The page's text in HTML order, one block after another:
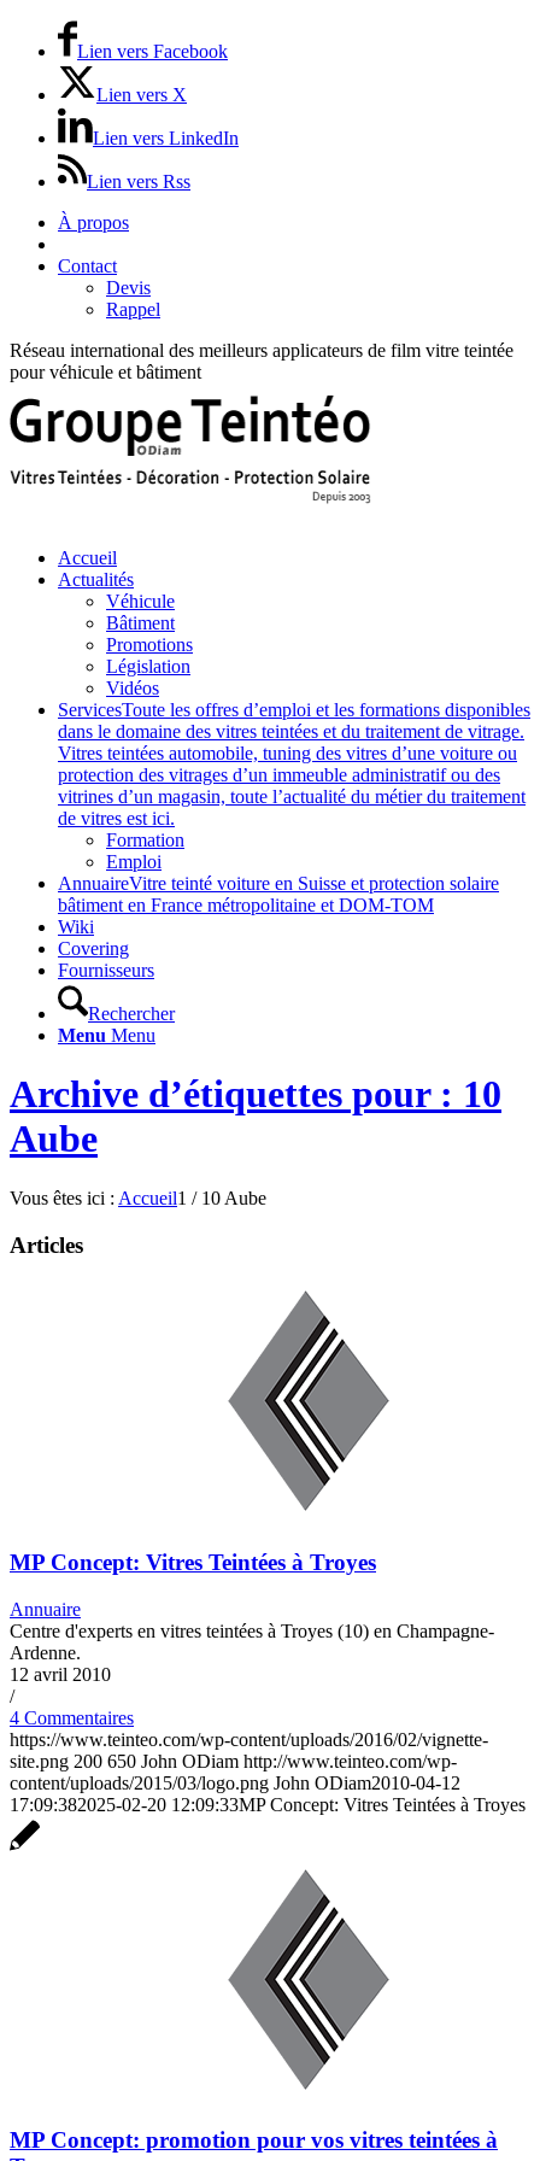
Lien vers Facebook
Lien vers X
Lien vers LinkedIn
Lien vers Rss
À propos
Contact
Devis
Rappel
Réseau international des meilleurs applicateurs de film vitre teintée
pour véhicule et bâtiment
Accueil
Actualités
Véhicule
Bâtiment
Promotions
Législation
Vidéos
ServicesToute les offres d’emploi et les formations disponibles
dans le domaine des vitres teintées et du traitement de vitrage.
Vitres teintées automobile, tuning des vitres d’une voiture ou
protection des vitrages d’un immeuble administratif ou des
vitrines d’un magasin, toute l’actualité du métier du traitement
de vitres est ici.
Formation
Emploi
AnnuaireVitre teinté voiture en Suisse et protection solaire
bâtiment en France métropolitaine et DOM-TOM
Wiki
Covering
Fournisseurs
Rechercher
Menu Menu
Archive d’étiquettes pour : 10
Aube
Vous êtes ici : Accueil1 / 10 Aube
Articles
MP Concept: Vitres Teintées à Troyes
Annuaire
Centre d'experts en vitres teintées à Troyes (10) en Champagne-
Ardenne.
12 avril 2010
/
4 Commentaires
https://www.teinteo.com/wp-content/uploads/2016/02/vignette-
site.png 200 650 John ODiam http://www.teinteo.com/wp-
content/uploads/2015/03/logo.png John ODiam2010-04-12
17:09:382025-02-20 12:09:33MP Concept: Vitres Teintées à Troyes
MP Concept: promotion pour vos vitres teintées à